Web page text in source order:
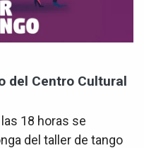
del Centro Cultural
18 horas se
del taller de tango